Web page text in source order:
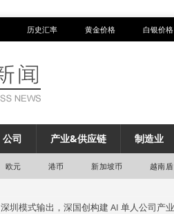
历史汇率 黄金价格 白银价格
公司 产业&供应链 制造业
欧元 港币 新加坡币 越南盾
深圳模式输出，深国创构建 AI 单人公司产